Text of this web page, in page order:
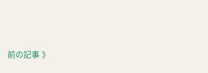
前の記事 》